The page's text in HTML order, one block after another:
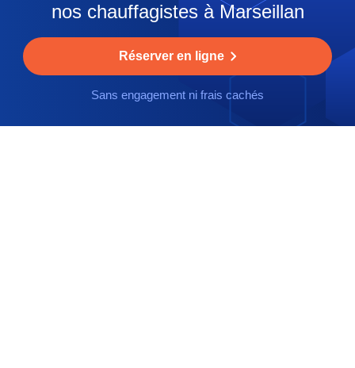
nos chauffagistes à Marseillan
Réserver en ligne
Sans engagement ni frais cachés